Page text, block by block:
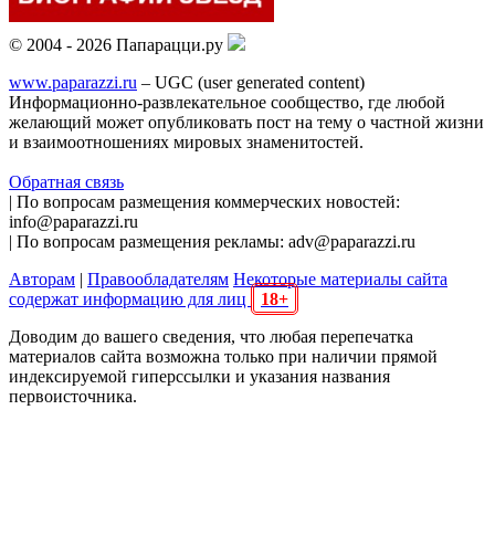
© 2004 - 2026 Папарацци.ру
www.paparazzi.ru – UGC (user generated content)
Информационно-развлекательное сообщество, где любой
желающий может опубликовать пост на тему о частной жизни
и взаимоотношениях мировых знаменитостей.
Обратная связь
| По вопросам размещения коммерческих новостей:
info@paparazzi.ru
| По вопросам размещения рекламы: adv@paparazzi.ru
Авторам | Правообладателям Некоторые материалы сайта
содержат информацию для лиц
18+
Доводим до вашего сведения, что любая перепечатка
материалов сайта возможна только при наличии прямой
индексируемой гиперссылки и указания названия
первоисточника.